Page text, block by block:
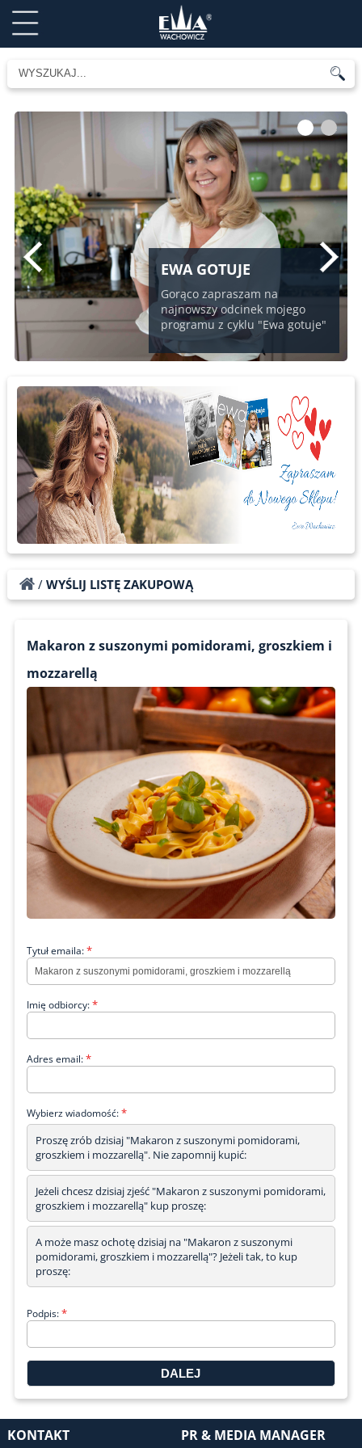
EWA GOTUJE
Gorąco zapraszam na
najnowszy odcinek mojego
programu z cyklu "Ewa gotuje"
1 2
/ WYŚLIJ LISTĘ ZAKUPOWĄ
Makaron z suszonymi pomidorami, groszkiem i
mozzarellą
Tytuł emaila:*
Imię odbiorcy:*
Adres email:*
Wybierz wiadomość:*
Proszę zrób dzisiaj "Makaron z suszonymi pomidorami,
groszkiem i mozzarellą". Nie zapomnij kupić:
Jeżeli chcesz dzisiaj zjeść "Makaron z suszonymi pomidorami,
groszkiem i mozzarellą" kup proszę:
A może masz ochotę dzisiaj na "Makaron z suszonymi
pomidorami, groszkiem i mozzarellą"? Jeżeli tak, to kup
proszę:
Podpis:*
KONTAKT PR & MEDIA MANAGER